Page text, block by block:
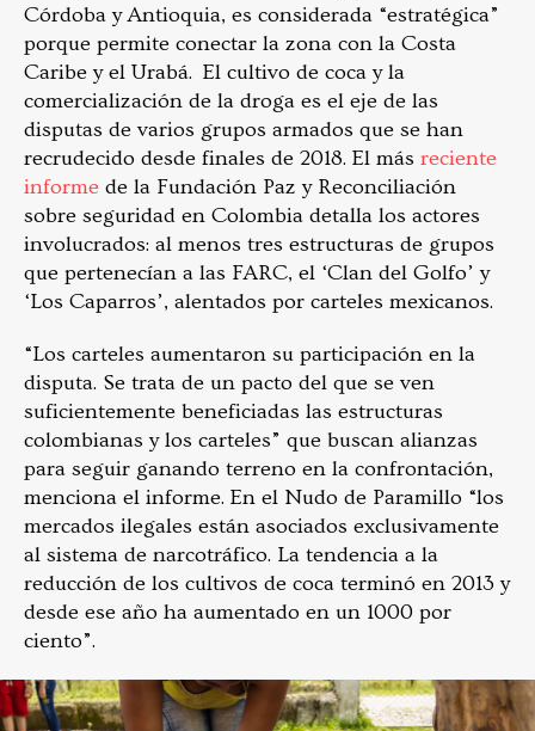
Córdoba y Antioquia, es considerada “estratégica”
porque permite conectar la zona con la Costa
Caribe y el Urabá. El cultivo de coca y la
comercialización de la droga es el eje de las
disputas de varios grupos armados que se han
recrudecido desde finales de 2018. El más reciente
informe de la Fundación Paz y Reconciliación
sobre seguridad en Colombia detalla los actores
involucrados: al menos tres estructuras de grupos
que pertenecían a las FARC, el ‘Clan del Golfo’ y
‘Los Caparros’, alentados por carteles mexicanos.
“Los carteles aumentaron su participación en la
disputa. Se trata de un pacto del que se ven
suficientemente beneficiadas las estructuras
colombianas y los carteles” que buscan alianzas
para seguir ganando terreno en la confrontación,
menciona el informe. En el Nudo de Paramillo “los
mercados ilegales están asociados exclusivamente
al sistema de narcotráfico. La tendencia a la
reducción de los cultivos de coca terminó en 2013 y
desde ese año ha aumentado en un 1000 por
ciento”.